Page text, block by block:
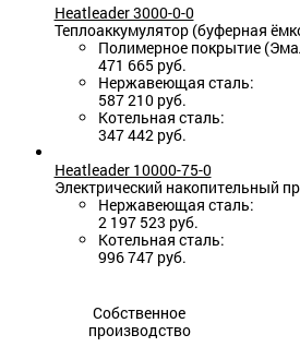
Heatleader 3000-0-0
Теплоаккумулятор (буферная
Полимерное покрытие
471 665 руб.
Нержавеющая сталь:
587 210 руб.
Котельная сталь:
347 442 руб.
Heatleader 10000-75-0
Электрический накопительный
Нержавеющая сталь:
2 197 523 руб.
Котельная сталь:
996 747 руб.
Собственное
производство